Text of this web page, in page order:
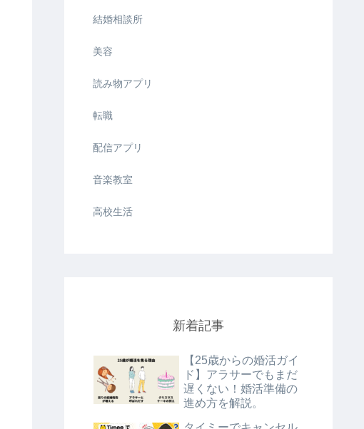
結婚相談所
美容
読み物アプリ
転職
配信アプリ
音楽教室
高校生活
新着記事
【25歳からの婚活ガイ
ド】アラサーでもまだ
遅くない！婚活準備の
進め方を解説。